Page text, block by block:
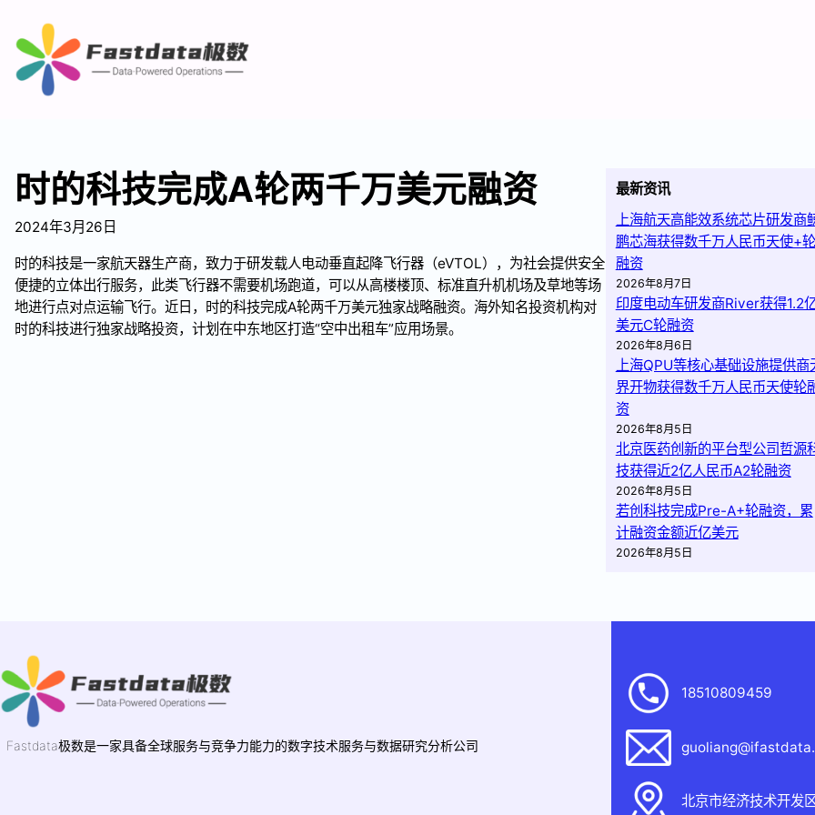
时的科技完成A轮两千万美元融资
2024年3月26日
时的科技是一家航天器生产商，致力于研发载人电动垂直起降飞行器（eVTOL），为社会提供安全
便捷的立体出行服务，此类飞行器不需要机场跑道，可以从高楼楼顶、标准直升机机场及草地等场
地进行点对点运输飞行。近日，时的科技完成A轮两千万美元独家战略融资。海外知名投资机构对
时的科技进行独家战略投资，计划在中东地区打造“空中出租车”应用场景。
最新资讯
上海航天高能效系统芯片研发商
鹏芯海获得数千万人民币天使+轮
融资
2026年8月7日
印度电动车研发商River获得1.2
美元C轮融资
2026年8月6日
上海QPU等核心基础设施提供商
界开物获得数千万人民币天使轮
资
2026年8月5日
北京医药创新的平台型公司哲源
技获得近2亿人民币A2轮融资
2026年8月5日
若创科技完成Pre-A+轮融资，累
计融资金额近亿美元
2026年8月5日
Fastdata极数是一家具备全球服务与竞争力能力的数字技术服务与数据研究分析公司
18510809459
北京市经济技术开发